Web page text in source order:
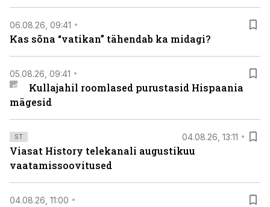
06.08.26, 09:41
Kas sõna “vatikan” tähendab ka midagi?
05.08.26, 09:41
Kullajahil roomlased purustasid Hispaania
mägesid
ST 04.08.26, 13:11
Viasat History telekanali augustikuu
vaatamissoovitused
04.08.26, 11:00